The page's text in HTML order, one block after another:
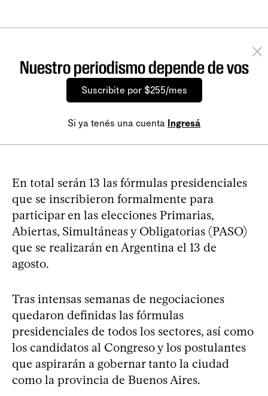
Nuestro periodismo depende de vos
Suscribite por $255/mes
Si ya tenés una cuenta Ingresá
En total serán 13 las fórmulas presidenciales
que se inscribieron formalmente para
participar en las elecciones Primarias,
Abiertas, Simultáneas y Obligatorias (PASO)
que se realizarán en Argentina el 13 de
agosto.
Tras intensas semanas de negociaciones
quedaron definidas las fórmulas
presidenciales de todos los sectores, así como
los candidatos al Congreso y los postulantes
que aspirarán a gobernar tanto la ciudad
como la provincia de Buenos Aires.